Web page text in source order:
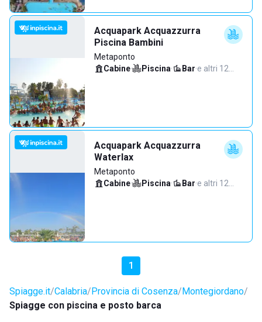
Acquapark Acquazzurra
Piscina Bambini
Metaponto
Cabine· Piscina· Bar·e altri 12…
Acquapark Acquazzurra
Waterlax
Metaponto
Cabine· Piscina· Bar·e altri 12…
1
Spiagge.it Calabria Provincia di Cosenza Montegiordano
Spiagge con piscina e posto barca